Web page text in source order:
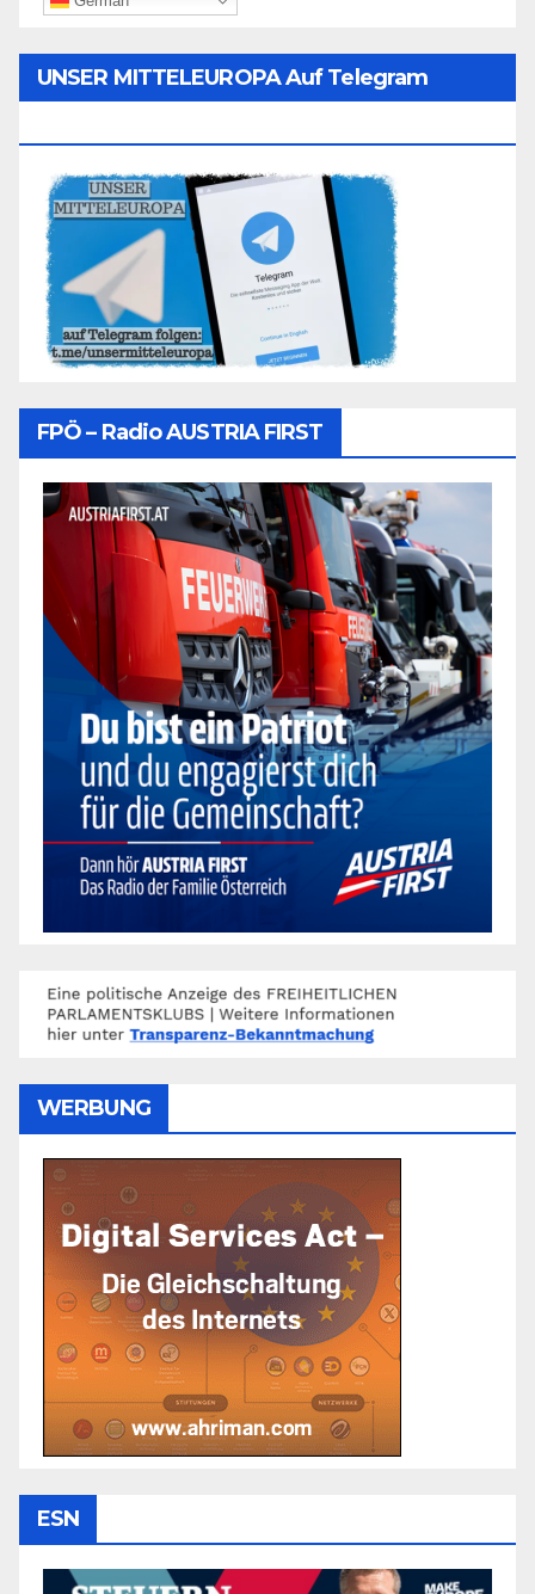
UNSER MITTELEUROPA Auf Telegram
FPÖ – Radio AUSTRIA FIRST
WERBUNG
ESN